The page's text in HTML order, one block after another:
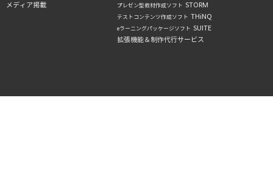
メディア掲載
プレゼン型教材作成ソフト STORM
テストコンテンツ作成ソフト THiNQ
eラーニングパッケージソフト SUITE
拡張機能＆制作代行サービス